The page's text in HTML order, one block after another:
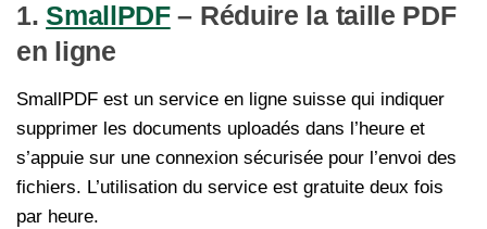
1.SmallPDF– Réduire la taille PDF
en ligne
SmallPDF est un service en ligne suisse qui indiquer
supprimer les documents uploadés dans l’heure et
s’appuie sur une connexion sécurisée pour l’envoi des
fichiers. L’utilisation du service est gratuite deux fois
par heure.